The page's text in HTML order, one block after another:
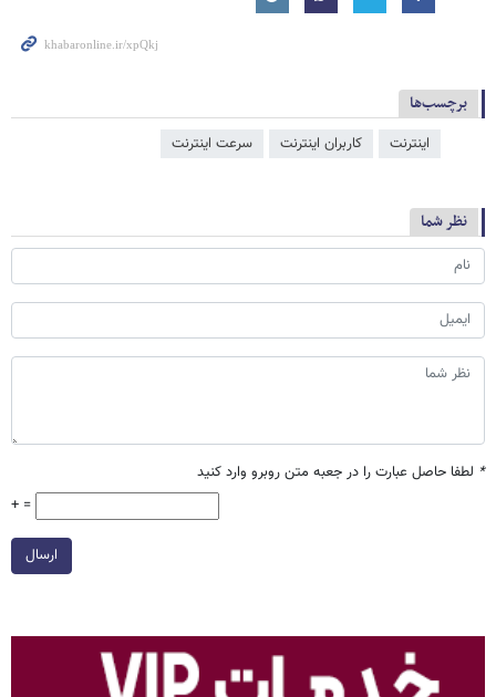
برچسب‌ها
اینترنت کاربران اینترنت سرعت اینترنت
نظر شما
* لطفا حاصل عبارت را در جعبه متن روبرو وارد کنید
+ =
ارسال